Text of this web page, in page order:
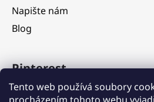
Tento web používá soubory
Napište nám
Blog
Pinterest